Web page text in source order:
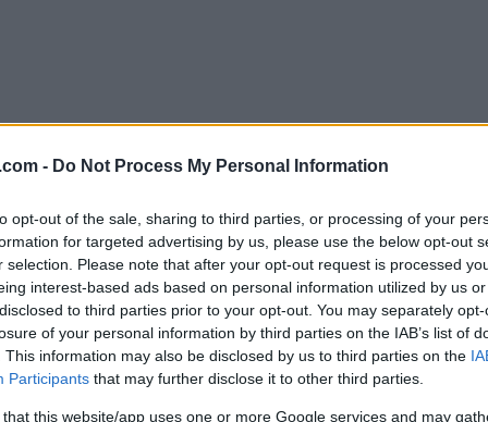
- Do Not Process My Personal Information
opt-out of the sale, sharing to third parties, or processing of your
for targeted advertising by us, please use the below opt-out
selection. Please note that after your opt-out request is processed
interest-based ads based on personal information utilized by us
to third parties prior to your opt-out. You may separately
of your personal information by third parties on the IAB’s list of
This information may also be disclosed by us to third parties on the
Participants that may further disclose it to other third parties.
that this website/app uses one or more Google services and may
gull, over 14 år på overtid. Det ble klart tirsdag.
har avslått anken til den russiske
Alle hans resultater fra og med januar 2010 og
under OL i 2010. Martin Fourcade ble
Martin Fourcade nå sitt sjette OL-gull.
fra Østerrike får bronse. Det går fram av